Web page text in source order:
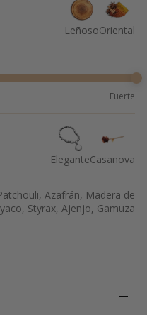
LeñosoOriental
Fuerte
EleganteCasanova
Azafrán, Madera de
Styrax, Ajenjo, Gamuza